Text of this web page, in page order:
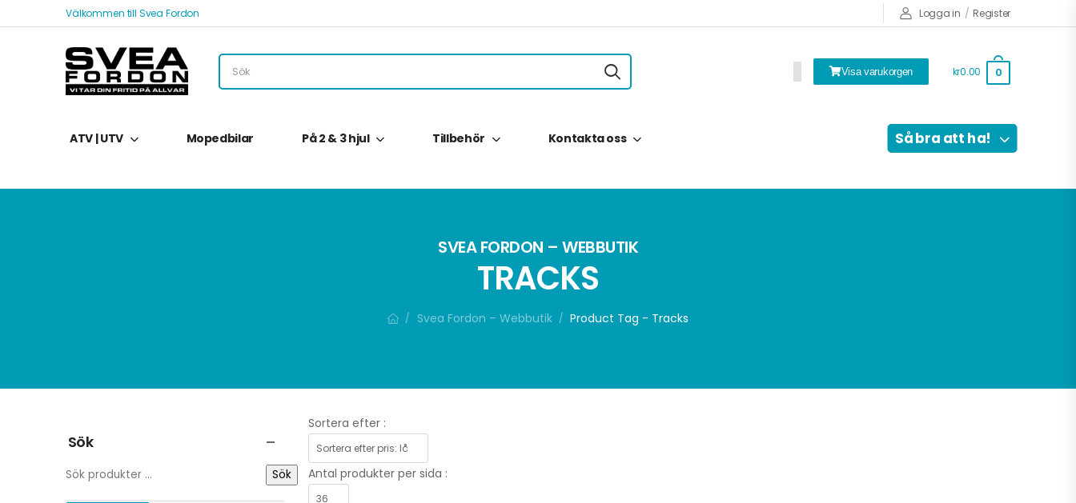
Välkommen till Svea Fordon Logga in / Register
Visa varukorgen kr0.00 0
ATV | UTV Mopedbilar På 2 & 3 hjul Tillbehör Kontakta oss Så bra att ha!
SVEA FORDON – WEBBUTIK
TRACKS
/ Svea Fordon – Webbutik / Product Tag - Tracks
Sök
Sök
Sortera efter :
Antal produkter per sida :